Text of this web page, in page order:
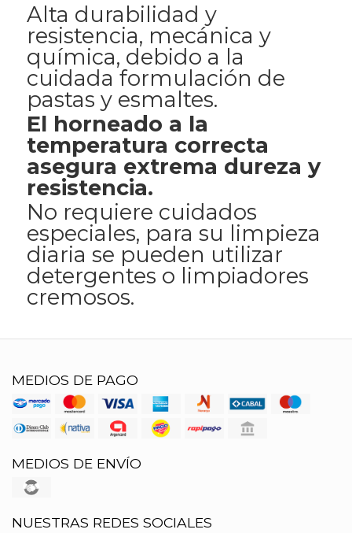
Alta durabilidad y
resistencia, mecánica y
química, debido a la
cuidada formulación de
pastas y esmaltes.
El horneado a la
temperatura correcta
asegura extrema dureza y
resistencia.
No requiere cuidados
especiales, para su limpieza
diaria se pueden utilizar
detergentes o limpiadores
cremosos.
MEDIOS DE PAGO
MEDIOS DE ENVÍO
NUESTRAS REDES SOCIALES